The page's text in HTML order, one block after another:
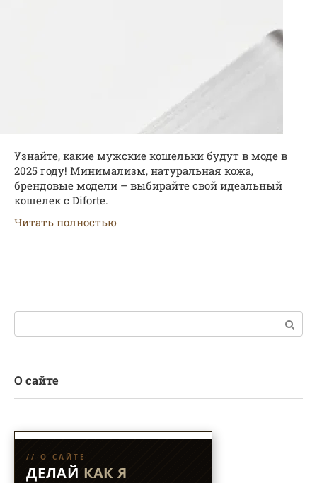
Узнайте, какие мужские кошельки будут в моде в
2025 году! Минимализм, натуральная кожа,
брендовые модели – выбирайте свой идеальный
кошелек с Diforte.
Читать полностью
Поиск:
О сайте
// О САЙТЕ
ДЕЛАЙ КАК Я